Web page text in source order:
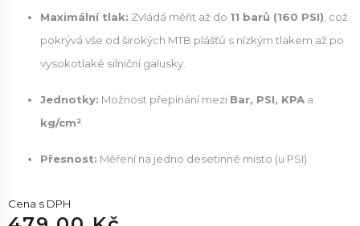
Maximální tlak: Zvládá měřit až do 11 barů (160 PSI) , což
pokrývá vše od širokých MTB plášťů s nízkým tlakem až po
vysokotlaké silniční galusky.
Jednotky: Možnost přepínání mezi Bar, PSI, KPA a
kg/cm²
Přesnost: Měření na jedno desetinné místo (u PSI)
Cena s DPH